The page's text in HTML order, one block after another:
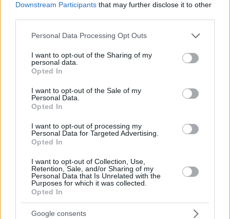
Downstream Participants that may further disclose it to other
Please note that this website/app uses one or more Google
not limited to your visit or usage behaviour. You may click to
grant or deny consent to Google and its third-party tags to
use your data for below specified purposes in below Google
consent section.
Personal Data Processing Opt Outs
I want to opt-out of the Sharing of my
personal data.
Opted In
I want to opt-out of the Sale of my
Personal Data.
Opted In
I want to opt-out of processing my
Personal Data for Targeted Advertising.
Opted In
I want to opt-out of Collection, Use,
Retention, Sale, and/or Sharing of my
Personal Data that Is Unrelated with the
Purposes for which it was collected.
Opted In
Google consents
Μόνιμος Σταθμός Μεταφόρτωσης Απορριμμάτων
Μέσα στους επόμενους 12 μήνες θα έχει ξεκινήσει
μια «νέα εποχή καθαριότητας» στην Αθήνα - «Τα
οφέλη του ΣΜΑ θα είναι εμφανή κάθε μέρα»
σημειώνει ο Μπακογιάννης
09.02.2022, 17:52